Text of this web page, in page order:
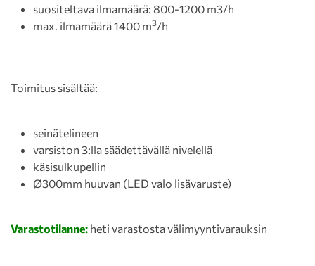
suositeltava ilmamäärä: 800-1200 m3/h
max. ilmamäärä 1400 m3/h
Toimitus sisältää:
seinätelineen
varsiston 3:lla säädettävällä nivelellä
käsisulkupellin
Ø300mm huuvan (LED valo lisävaruste)
Varastotilanne: heti varastosta välimyyntivarauksin